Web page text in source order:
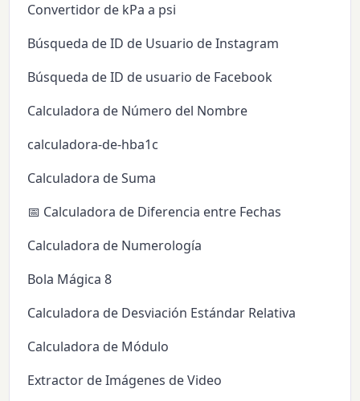
Convertidor de kPa a psi
Búsqueda de ID de Usuario de Instagram
Búsqueda de ID de usuario de Facebook
Calculadora de Número del Nombre
calculadora-de-hba1c
Calculadora de Suma
📅 Calculadora de Diferencia entre Fechas
Calculadora de Numerología
Bola Mágica 8
Calculadora de Desviación Estándar Relativa
Calculadora de Módulo
Extractor de Imágenes de Video